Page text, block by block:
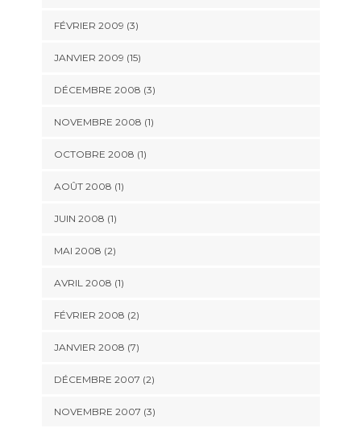
FÉVRIER 2009 (3)
JANVIER 2009 (15)
DÉCEMBRE 2008 (3)
NOVEMBRE 2008 (1)
OCTOBRE 2008 (1)
AOÛT 2008 (1)
JUIN 2008 (1)
MAI 2008 (2)
AVRIL 2008 (1)
FÉVRIER 2008 (2)
JANVIER 2008 (7)
DÉCEMBRE 2007 (2)
NOVEMBRE 2007 (3)